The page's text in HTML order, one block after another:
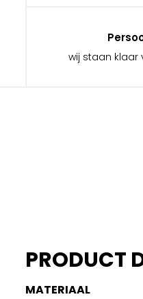
wij staan klaar
PRODUCT
MATERIAAL